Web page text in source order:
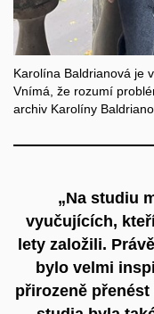
Karolína Baldrianová je
Vnímá, že rozumí
archiv Karolíny
„Na studiu
vyučujících,
lety založili.
bylo velmi
přirozeně